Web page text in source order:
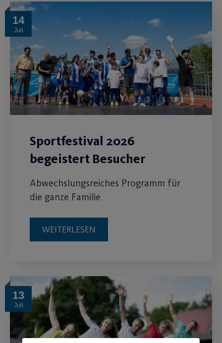
14
Juli
Sportfestival 2026
begeistert Besucher
Abwechslungsreiches Programm für
die ganze Familie
WEITERLESEN
13
Juli